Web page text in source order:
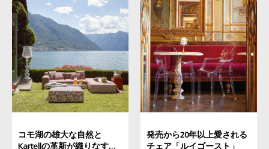
コモ湖の雄大な自然と
発売から20年以上愛される